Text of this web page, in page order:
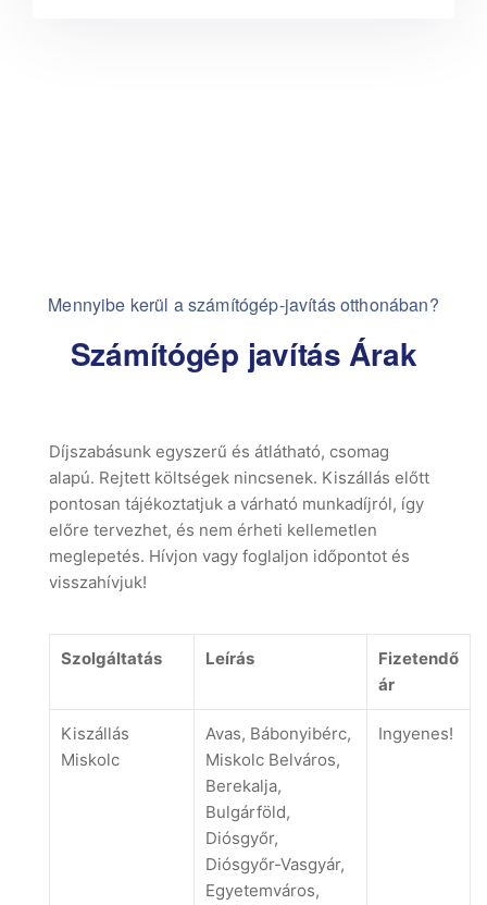
Mennyibe kerül a számítógép-javítás otthonában?
Számítógép javítás Árak
Díjszabásunk egyszerű és átlátható, csomag
alapú. Rejtett költségek nincsenek. Kiszállás előtt
pontosan tájékoztatjuk a várható munkadíjról, így
előre tervezhet, és nem érheti kellemetlen
meglepetés. Hívjon vagy foglaljon időpontot és
visszahívjuk!
Szolgáltatás Leírás
Fizetendő
ár
Kiszállás
Miskolc
Avas, Bábonyibérc,
Miskolc Belváros,
Berekalja,
Bulgárföld,
Diósgyőr,
Diósgyőr-Vasgyár,
Egyetemváros,
Ingyenes!